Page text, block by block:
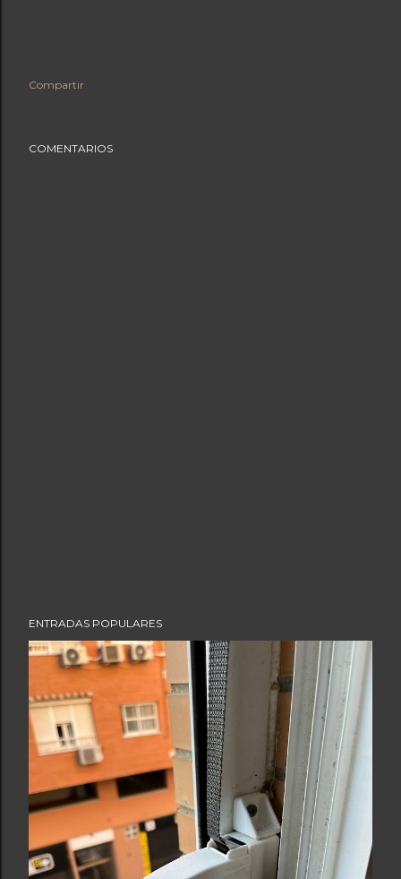
Compartir
COMENTARIOS
ENTRADAS POPULARES